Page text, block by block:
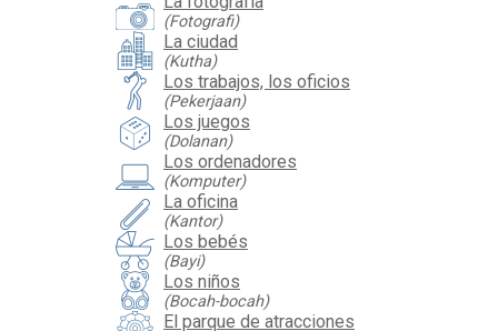
(Fotografi)
La ciudad
(Kutha)
Los trabajos, los oficios
(Pekerjaan)
Los juegos
(Dolanan)
Los ordenadores
(Komputer)
La oficina
(Kantor)
Los bebés
(Bayi)
Los niños
(Bocah-bocah)
El parque de atracciones